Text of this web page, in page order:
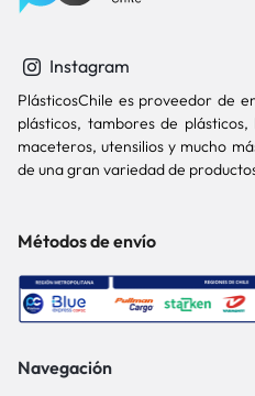
Instagram
PlásticosChile es proveedor de
plásticos, tambores de
maceteros, utensilios y mucho
de una gran variedad de
Métodos de envío
Navegación